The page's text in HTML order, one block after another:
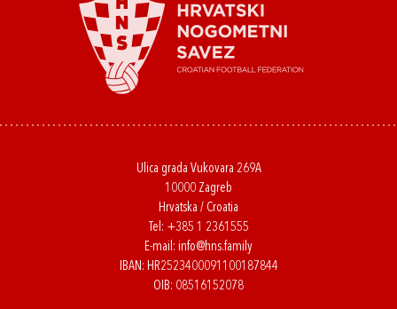
Ulica grada Vukovara 269A
10000 Zagreb
Hrvatska / Croatia
Tel: +385 1 2361555
E-mail: info@hns.family
IBAN: HR2523400091100187844
OIB: 08516152078